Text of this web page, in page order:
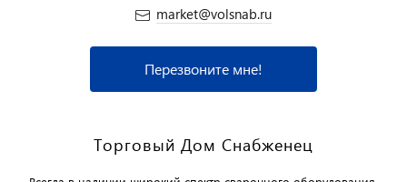
market@volsnab.ru
Перезвоните мне!
Торговый Дом Снабженец